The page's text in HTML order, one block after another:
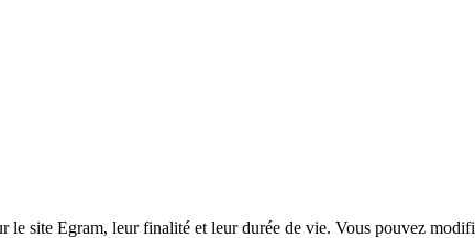
le site Egram, leur finalité et leur durée de vie. Vous pouvez